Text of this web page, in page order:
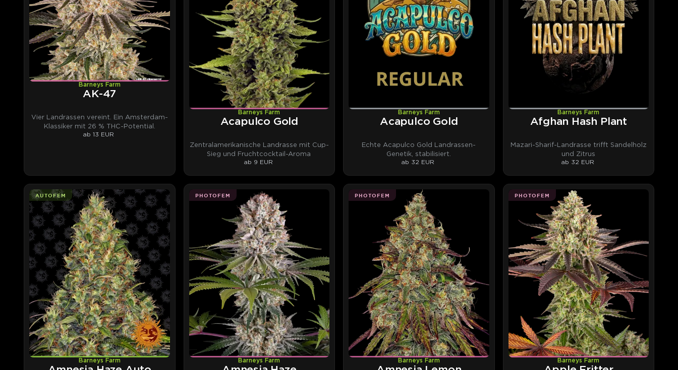
Barneys Farm
AK-47
Vier Landrassen vereint. Ein Amsterdam-
Klassiker mit 26 % THC-Potential.
ab 13 EUR
Barneys Farm
Acapulco Gold
Zentralamerikanische Landrasse mit Cup-
Sieg und Fruchtcocktail-Aroma
ab 9 EUR
Barneys Farm
Acapulco Gold
Echte Acapulco Gold Landrassen-
Genetik, stabilisiert.
ab 32 EUR
Barneys Farm
Afghan Hash Plant
Mazari-Sharif-Landrasse trifft Sandelholz
und Zitrus
ab 32 EUR
AUTOFEM
Barneys Farm
PHOTOFEM
Barneys Farm
PHOTOFEM
Barneys Farm
PHOTOFEM
Barneys Farm